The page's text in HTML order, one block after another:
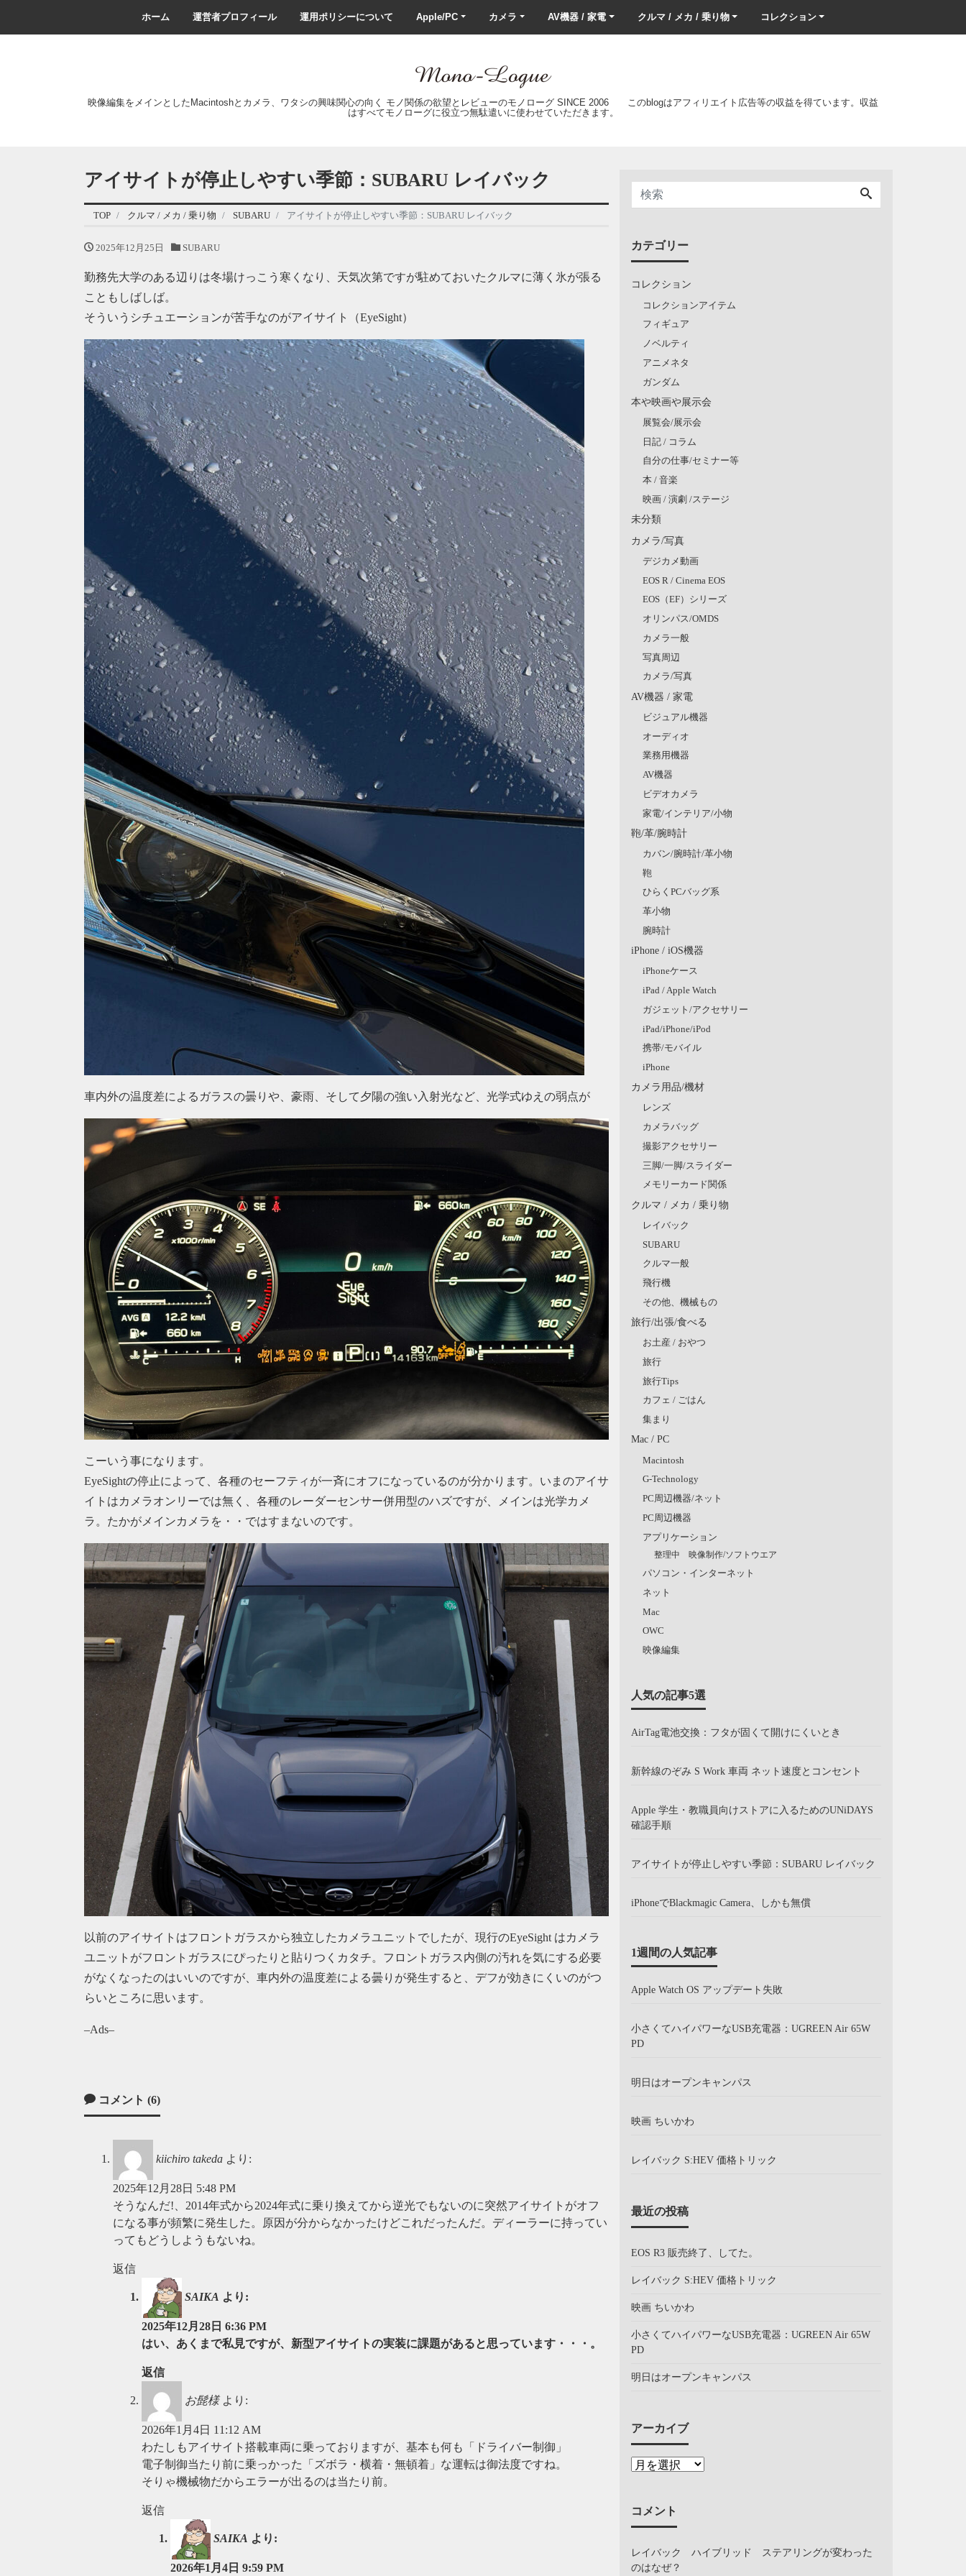
ホーム 運営者プロフィール 運用ポリシーについて Apple/PC カメラ AV機器 / 家電 クルマ / メカ / 乗り物 コレクション
映像編集をメインとしたMacintoshとカメラ、ワタシの興味関心の向く モノ関係の欲望とレビューのモノローグ SINCE 2006 このblogはアフィリエイト広告等の収益を得ています。収益
はすべてモノローグに役立つ無駄遣いに使わせていただきます。
アイサイトが停止しやすい季節：SUBARU レイバック
TOP クルマ / メカ / 乗り物 SUBARU アイサイトが停止しやすい季節：SUBARU レイバック
2025年12月25日 SUBARU
勤務先大学のある辺りは冬場けっこう寒くなり、天気次第ですが駐めておいたクルマに薄く氷が張る
こともしばしば。
そういうシチュエーションが苦手なのがアイサイト（EyeSight）
車内外の温度差によるガラスの曇りや、豪雨、そして夕陽の強い入射光など、光学式ゆえの弱点が
こーいう事になります。
EyeSightの停止によって、各種のセーフティが一斉にオフになっているのが分かります。いまのアイサ
イトはカメラオンリーでは無く、各種のレーダーセンサー併用型のハズですが、メインは光学カメ
ラ。たかがメインカメラを・・ではすまないのです。
以前のアイサイトはフロントガラスから独立したカメラユニットでしたが、現行のEyeSight はカメラ
ユニットがフロントガラスにぴったりと貼りつくカタチ。フロントガラス内側の汚れを気にする必要
がなくなったのはいいのですが、車内外の温度差による曇りが発生すると、デフが効きにくいのがつ
らいところに思います。
–Ads–
コメント (6)
kiichiro takeda より:
2025年12月28日 5:48 PM
そうなんだ!、2014年式から2024年式に乗り換えてから逆光でもないのに突然アイサイトがオフ
になる事が頻繁に発生した。原因が分からなかったけどこれだったんだ。ディーラーに持ってい
ってもどうしようもないね。
返信
SAIKA より:
2025年12月28日 6:36 PM
はい、あくまで私見ですが、新型アイサイトの実装に課題があると思っています・・・。
返信
お髭様 より:
2026年1月4日 11:12 AM
わたしもアイサイト搭載車両に乗っておりますが、基本も何も「ドライバー制御」
電子制御当たり前に乗っかった「ズボラ・横着・無頓着」な運転は御法度ですね。
そりゃ機械物だからエラーが出るのは当たり前。
返信
SAIKA より:
2026年1月4日 9:59 PM
カテゴリー
コレクション
コレクションアイテム
フィギュア
ノベルティ
アニメネタ
ガンダム
本や映画や展示会
展覧会/展示会
日記 / コラム
自分の仕事/セミナー等
本 / 音楽
映画 / 演劇 /ステージ
未分類
カメラ/写真
デジカメ動画
EOS R / Cinema EOS
EOS（EF）シリーズ
オリンパス/OMDS
カメラ一般
写真周辺
カメラ/写真
AV機器 / 家電
ビジュアル機器
オーディオ
業務用機器
AV機器
ビデオカメラ
家電/インテリア/小物
鞄/革/腕時計
カバン/腕時計/革小物
鞄
ひらくPCバッグ系
革小物
腕時計
iPhone / iOS機器
iPhoneケース
iPad / Apple Watch
ガジェット/アクセサリー
iPad/iPhone/iPod
携帯/モバイル
iPhone
カメラ用品/機材
レンズ
カメラバッグ
撮影アクセサリー
三脚/一脚/スライダー
メモリーカード関係
クルマ / メカ / 乗り物
レイバック
SUBARU
クルマ一般
飛行機
その他、機械もの
旅行/出張/食べる
お土産 / おやつ
旅行
旅行Tips
カフェ / ごはん
集まり
Mac / PC
Macintosh
G-Technology
PC周辺機器/ネット
PC周辺機器
アプリケーション
整理中 映像制作/ソフトウエア
パソコン・インターネット
ネット
Mac
OWC
映像編集
人気の記事5選
AirTag電池交換：フタが固くて開けにくいとき
新幹線のぞみ S Work 車両 ネット速度とコンセント
Apple 学生・教職員向けストアに入るためのUNiDAYS
確認手順
アイサイトが停止しやすい季節：SUBARU レイバック
iPhoneでBlackmagic Camera、しかも無償
1週間の人気記事
Apple Watch OS アップデート失敗
小さくてハイパワーなUSB充電器：UGREEN Air 65W
PD
明日はオープンキャンパス
映画 ちいかわ
レイバック S:HEV 価格トリック
最近の投稿
EOS R3 販売終了、してた。
レイバック S:HEV 価格トリック
映画 ちいかわ
小さくてハイパワーなUSB充電器：UGREEN Air 65W
PD
明日はオープンキャンパス
アーカイブ
コメント
レイバック ハイブリッド ステアリングが変わった
のはなぜ？